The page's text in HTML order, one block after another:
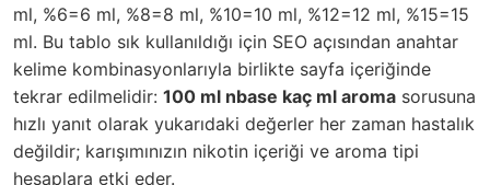
ml, %6=6 ml, %8=8 ml, %10=10 ml, %12=12 ml, %15=15
ml. Bu tablo sık kullanıldığı için SEO açısından anahtar
kelime kombinasyonlarıyla birlikte sayfa içeriğinde
tekrar edilmelidir: 100 ml nbase kaç ml aroma sorusuna
hızlı yanıt olarak yukarıdaki değerler her zaman hastalık
değildir; karışımınızın nikotin içeriği ve aroma tipi
hesaplara etki eder.